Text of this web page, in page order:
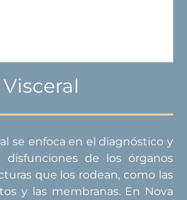
se enfoca en el diagnóstico y
de los órganos
que los rodean, como las
y las membranas. En Nova